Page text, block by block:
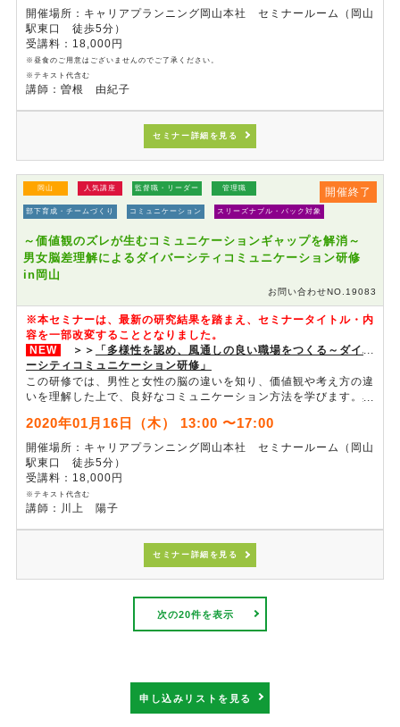
マナーが生まれた背景も理解しながら、最新の「正しい」マナーを
習得できる研修です。
開催場所：キャリアプランニング岡山本社 セミナールーム（岡山
駅東口 徒歩5分）
受講料：18,000円
※昼食のご用意はございませんのでご了承ください。
※テキスト代含む
講師：曽根 由紀子
セミナー詳細を見る
開催終了
岡山 人気講座 監督職・リーダー 管理職
部下育成・チームづくり コミュニケーション スリーズナブル・パック対象
～価値観のズレが生むコミュニケーションギャップを解消～
男女脳差理解によるダイバーシティコミュニケーション研修
in岡山
お問い合わせNO.19083
※本セミナーは、最新の研究結果を踏まえ、セミナータイトル・内
容を一部改変することとなりました。
NEW
＞＞
「多様性を認め、風通しの良い職場をつくる～ダイバ
ーシティコミュニケーション研修」
この研修では、男性と女性の脳の違いを知り、価値観や考え方の違
いを理解した上で、良好なコミュニケーション方法を学びます。異
指示の受け方・出し方など、職場での具体的なコミュニケーション
スキルの習得に取り組みます。
2020年01月16日（木） 13:00 〜17:00
開催場所：キャリアプランニング岡山本社 セミナールーム（岡山
駅東口 徒歩5分）
受講料：18,000円
※テキスト代含む
講師：川上 陽子
セミナー詳細を見る
次の20件を表示
申し込みリストを見る